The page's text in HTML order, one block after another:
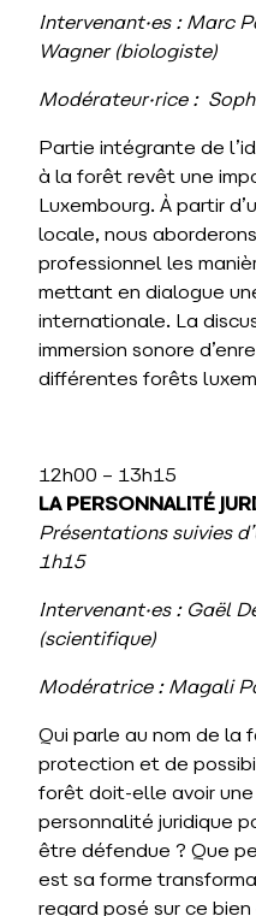
Intervenant·es : Marc
Wagner (biologiste)
Modérateur·rice :
Partie intégrante de
à la forêt revêt une
Luxembourg. À partir
locale, nous
professionnel les
mettant en dialogue
internationale. La
immersion sonore
différentes forêts
12h00 – 13h15
LA PERSONNALITÉ
Présentations suivies
1h15
Intervenant·es : Gaël
(scientifique)
Modératrice : Magali
Qui parle au nom de la
protection et de
forêt doit-elle avoir
personnalité juridique
être défendue ? Que
est sa forme
regard posé sur ce bien